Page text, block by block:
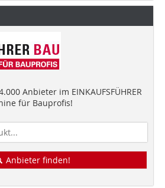
Anbieter im EINKAUFSFÜHRER
für Bauprofis!
Anbieter finden!